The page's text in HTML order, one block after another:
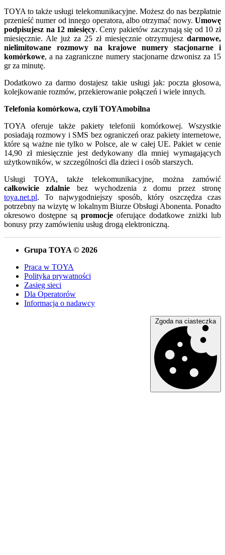
TOYA to także usługi telekomunikacyjne. Możesz do nas bezpłatnie
przenieść numer od innego operatora, albo otrzymać nowy. Umowę
podpisujesz na 12 miesięcy. Ceny pakietów zaczynają się od 10 zł
miesięcznie. Ale już za 25 zł miesięcznie otrzymujesz darmowe,
nielimitowane rozmowy na krajowe numery stacjonarne i
komórkowe, a na zagraniczne numery stacjonarne dzwonisz za 15
gr za minutę.
Dodatkowo za darmo dostajesz takie usługi jak: poczta głosowa,
kolejkowanie rozmów, przekierowanie połączeń i wiele innych.
Telefonia komórkowa, czyli TOYAmobilna
TOYA oferuje także pakiety telefonii komórkowej. Wszystkie
posiadają rozmowy i SMS bez ograniczeń oraz pakiety internetowe,
które są ważne nie tylko w Polsce, ale w całej UE. Pakiet w cenie
14,90 zł miesięcznie jest dedykowany dla mniej wymagających
użytkowników, w szczególności dla dzieci i osób starszych.
Usługi TOYA, także telekomunikacyjne, można zamówić
całkowicie zdalnie bez wychodzenia z domu przez stronę
toya.net.pl. To najwygodniejszy sposób, który oszczędza czas
potrzebny na wizytę w lokalnym Biurze Obsługi Abonenta. Ponadto
okresowo dostępne są promocjeoferujące dodatkowe zniżki lub
bonusy przy zamówieniu usług drogą elektroniczną.
Grupa TOYA © 2026
Praca w TOYA
Polityka prywatności
Zasięg sieci
Dla Operatorów
Informacja o nadawcy
Zgoda na ciasteczka